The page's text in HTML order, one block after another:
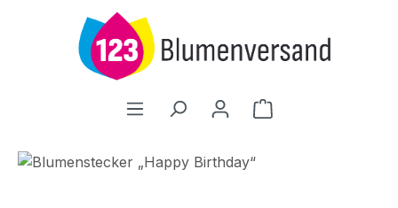
Zum Hauptinhalt springen
Warenkorb
Bildergalerie überspringen